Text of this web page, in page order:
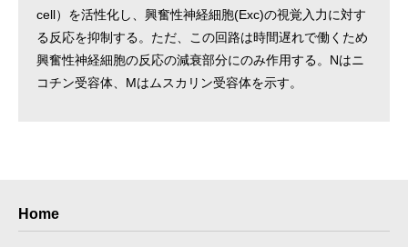
cell）を活性化し、興奮性神経細胞(Exc)の視覚入力に対す
る反応を抑制する。ただ、この回路は時間遅れで働くため
興奮性神経細胞の反応の減衰部分にのみ作用する。Nはニ
コチン受容体、Mはムスカリン受容体を示す。
Home